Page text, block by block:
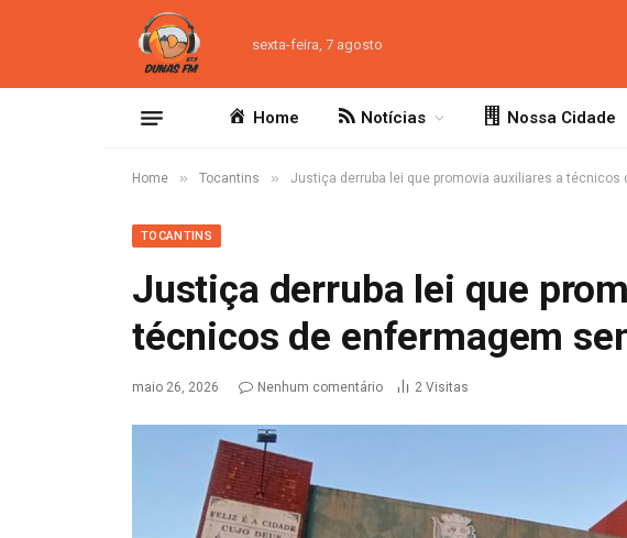
sexta-feira, 7 agosto
Home Notícias Nossa Cidade
Home » Tocantins » Justiça derruba lei que promovia auxiliares a técnicos
TOCANTINS
Justiça derruba lei que
técnicos de enfermagem
maio 26, 2026 Nenhum comentário 2 Visitas